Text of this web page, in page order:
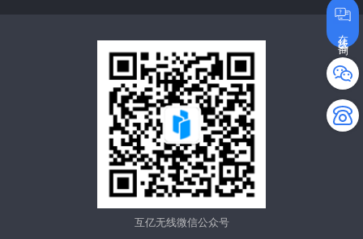
在线咨询
互亿无线微信公众号